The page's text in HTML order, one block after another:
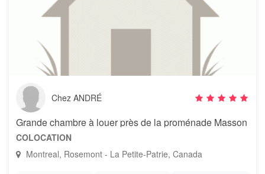
Chez ANDRÉ
Grande chambre à louer près de la proménade Masson
COLOCATION
Montreal, Rosemont - La Petite-Patrie, Canada